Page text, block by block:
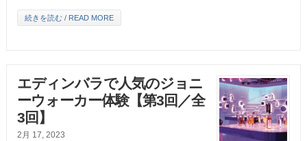
続きを読む / READ MORE
エディンバラで人気のジョニ
ーウォーカー体験【第3回／全
3回】
2月 17, 2023